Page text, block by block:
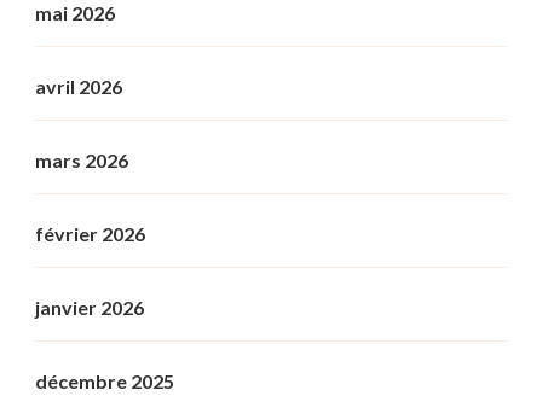
mai 2026
avril 2026
mars 2026
février 2026
janvier 2026
décembre 2025